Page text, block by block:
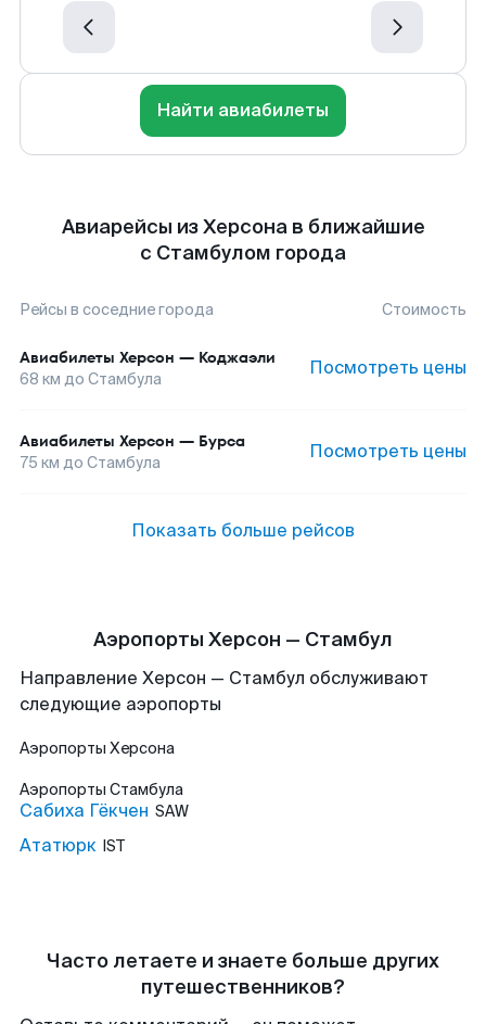
Найти авиабилеты
Авиарейсы из Херсона в ближайшие
с Стамбулом города
Рейсы в соседние города Стоимость
Авиабилеты Херсон — Коджаэли
68 км до Стамбула Посмотреть цены
Авиабилеты Херсон — Бурса
75 км до Стамбула Посмотреть цены
Показать больше рейсов
Аэропорты Херсон — Стамбул
Направление Херсон — Стамбул обслуживают
следующие аэропорты
Аэропорты Херсона
Аэропорты Стамбула
Сабиха Гёкчен SAW
Ататюрк IST
Часто летаете и знаете больше других
путешественников?